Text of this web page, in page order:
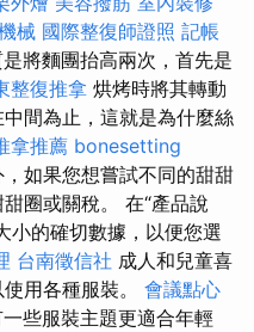
械 國際整復師證照 記帳
將麵團抬高兩次，首先是
整復推拿 烘烤時將其轉動
間為止，這就是為什麼絲
拿推薦 bonesetting
，如果您想嘗試不同的甜甜
圈或關稅。 在“產品說
小的確切數據，以便您選
台南徵信社 成人和兒童喜
用各種服裝。 會議點心
些服裝主題更適合年輕